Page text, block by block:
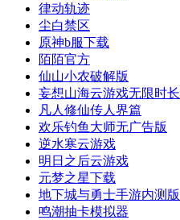
律动轨迹
尘白禁区
原神b服下载
陌陌官方
仙山小农破解版
妄想山海云游戏无限时长
凡人修仙传人界篇
欢乐钓鱼大师无广告版
逆水寒云游戏
明日之后云游戏
元梦之星下载
地下城与勇士手游内测版
鸣潮抽卡模拟器